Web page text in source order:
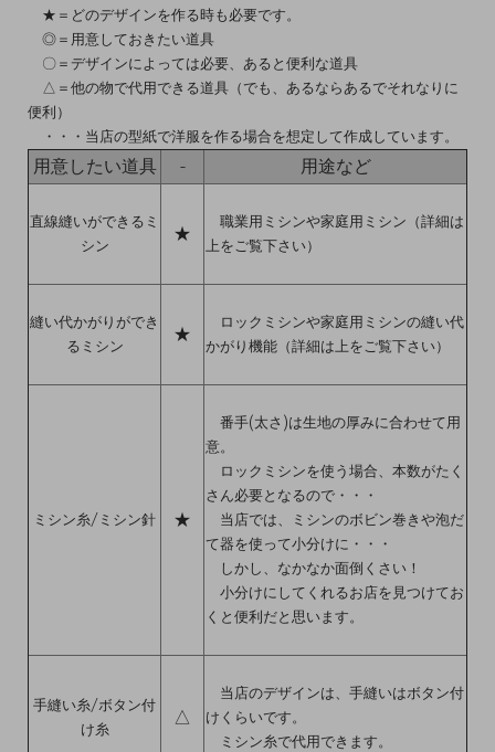
★＝どのデザインを作る時も必要です。
◎＝用意しておきたい道具
〇＝デザインによっては必要、あると便利な道具
△＝他の物で代用できる道具（でも、あるならあるでそれなりに
便利）
・・・当店の型紙で洋服を作る場合を想定して作成しています。
用意したい道具 - 用途など
直線縫いができるミ
シン
★
職業用ミシンや家庭用ミシン（詳細は
上をご覧下さい）
縫い代かがりができ
るミシン
★
ロックミシンや家庭用ミシンの縫い代
かがり機能（詳細は上をご覧下さい）
ミシン糸/ミシン針 ★
番手(太さ)は生地の厚みに合わせて用
意。
ロックミシンを使う場合、本数がたく
さん必要となるので・・・
当店では、ミシンのボビン巻きや泡だ
て器を使って小分けに・・・
しかし、なかなか面倒くさい！
小分けにしてくれるお店を見つけてお
くと便利だと思います。
手縫い糸/ボタン付
け糸
△
当店のデザインは、手縫いはボタン付
けくらいです。
ミシン糸で代用できます。